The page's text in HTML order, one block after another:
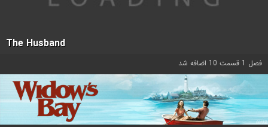
The Husband
فصل 1 قسمت 10 اضافه شد